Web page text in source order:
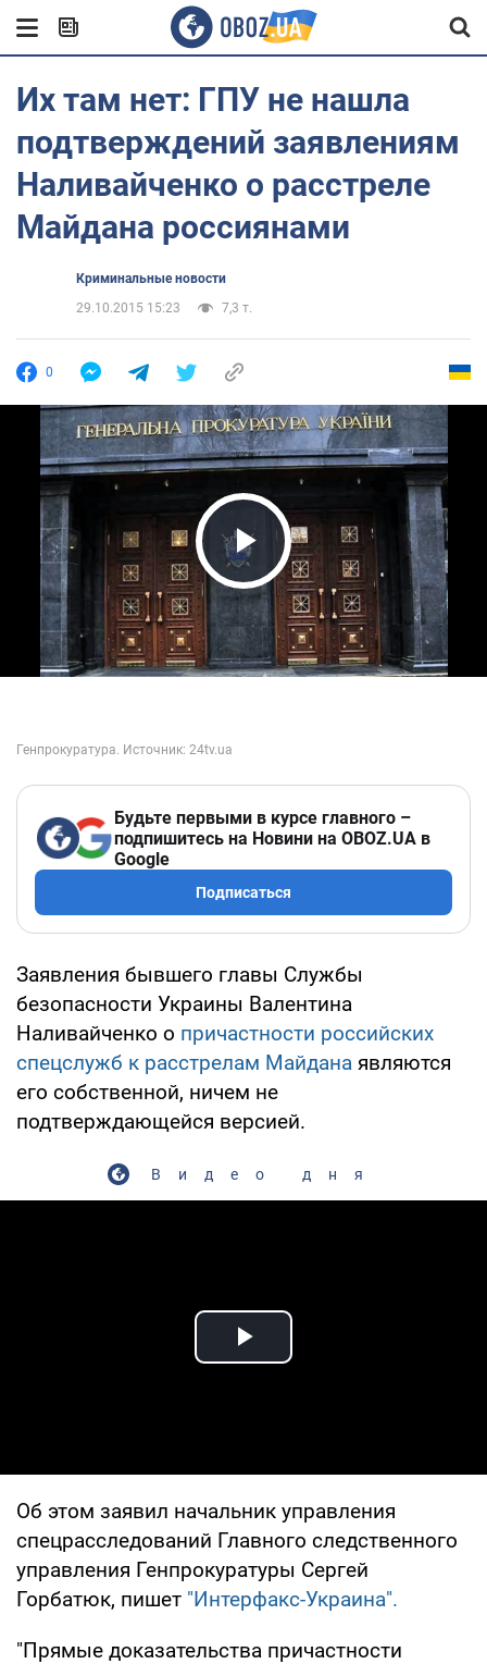
Их там нет: ГПУ не нашла
подтверждений заявлениям
Наливайченко о расстреле
Майдана россиянами
Криминальные новости
29.10.2015 15:23
7,3 т.
0
Play Video
Будьте первыми в курсе главного –
подпишитесь на Новини на OBOZ.UA в
Google
Подписаться
Заявления бывшего главы Службы
безопасности Украины Валентина
Наливайченко о причастности российских
спецслужб к расстрелам Майдана являются
его собственной, ничем не
подтверждающейся версией.
Видео дня
Play Video
Об этом заявил начальник управления
спецрасследований Главного следственного
управления Генпрокуратуры Сергей
Горбатюк, пишет "Интерфакс-Украина".
"Прямые доказательства причастности